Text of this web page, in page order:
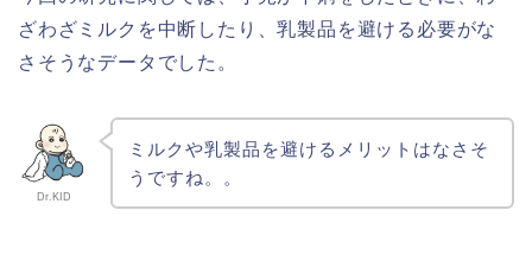
ざわざミルクを中断したり、乳製品を避ける必要がな
さそうなデータでした。
Dr.KID
ミルクや乳製品を避けるメリットはなさそ
うですね。。